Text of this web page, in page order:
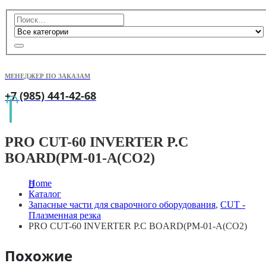
МЕНЕДЖЕР ПО ЗАКАЗАМ
+7 (985) 441-42-68
PRO CUT-60 INVERTER P.C
BOARD(PM-01-A(CO2)
Home
Каталог
Запасные части для сварочного оборудования, CUT -
Плазменная резка
PRO CUT-60 INVERTER P.C BOARD(PM-01-A(CO2)
Похожие